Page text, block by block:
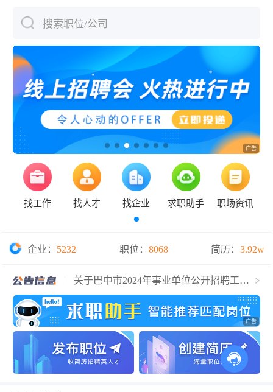
搜索职位/公司
找工作 找人才 找企业 求职助手 职场资讯
企业： 5232 职位： 8068 简历： 3.92w
关于巴中市2024年事业单位公开招聘工作
人员的公告